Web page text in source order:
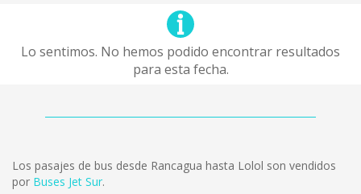
Lo sentimos. No hemos podido encontrar resultados
para esta fecha.
Los pasajes de bus desde Rancagua hasta Lolol son vendidos
por Buses Jet Sur.